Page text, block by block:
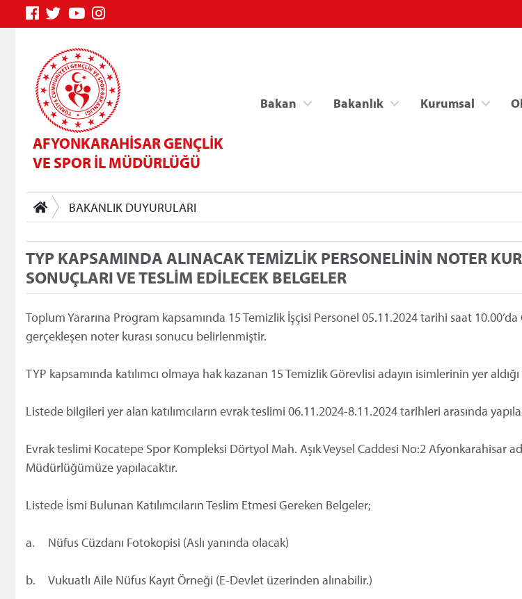
AFYONKARAHİSAR GENÇLİK
VE SPOR İL MÜDÜRLÜĞÜ
Bakan Bakanlık Kurumsal
BAKANLIK DUYURULARI
TYP KAPSAMINDA ALINACAK TEMİZLİK PERSONELİNİN NOTER
SONUÇLARI VE TESLİM EDİLECEK BELGELER
Toplum Yararına Program kapsamında 15 Temizlik İşçisi Personel 05.11.2024 tarihi saat
gerçekleşen noter kurası sonucu belirlenmiştir.
TYP kapsamında katılımcı olmaya hak kazanan 15 Temizlik Görevlisi adayın isimlerinin yer
Listede bilgileri yer alan katılımcıların evrak teslimi 06.11.2024-8.11.2024 tarihleri arasında
Evrak teslimi Kocatepe Spor Kompleksi Dörtyol Mah. Aşık Veysel Caddesi No:2 Afyonkarahisar
Müdürlüğümüze yapılacaktır.
Listede İsmi Bulunan Katılımcıların Teslim Etmesi Gereken Belgeler;
a. Nüfus Cüzdanı Fotokopisi (Aslı yanında olacak)
b. Vukuatlı Aile Nüfus Kayıt Örneği (E-Devlet üzerinden alınabilir.)
Genç Bilgi Sistemi Spor Bilgi Sistemi